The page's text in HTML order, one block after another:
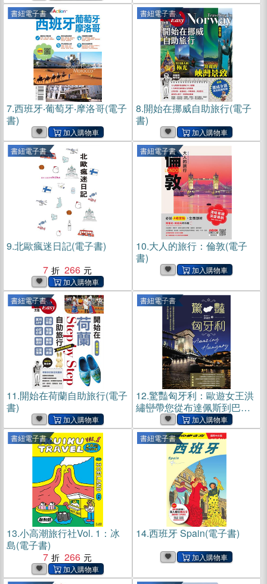
書紐電子書
7.西班牙‧葡萄牙‧摩洛哥(電子
書)
書紐電子書
8.開始在挪威自助旅行(電子
書)
書紐電子書
9.北歐瘋迷日記(電子書)
7
266
書紐電子書
10.大人的旅行：倫敦(電子
書)
書紐電子書
11.開始在荷蘭自助旅行(電子
書)
書紐電子書
12.驚豔匈牙利：歐遊女王洪
繡巒帶您從布達佩斯到巴拉
頓、艾格爾、托卡伊，漫步
城堡、酒窖與溫泉物語，細
細品味匈牙利的文化美饌(電
書紐電子書
13.小高潮旅行社Vol. 1：冰
島(電子書)
7
266
書紐電子書
14.西班牙 Spain(電子書)